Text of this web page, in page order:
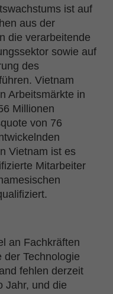
ist auf
aus der
die verarbeitende
sowie auf
des
Vietnam
Arbeitsmärkte in
Millionen
von 76
Vietnam ist es
Mitarbeiter
an Fachkräften
der Technologie
fehlen derzeit
Jahr, und die